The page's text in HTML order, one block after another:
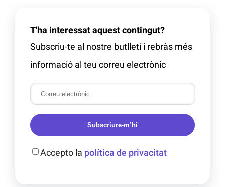
T'ha interessat aquest contingut?
Subscriu-te al nostre butlletí i rebràs més
informació al teu correu electrònic
Subscriure-m’hi
Accepto la política de privacitat